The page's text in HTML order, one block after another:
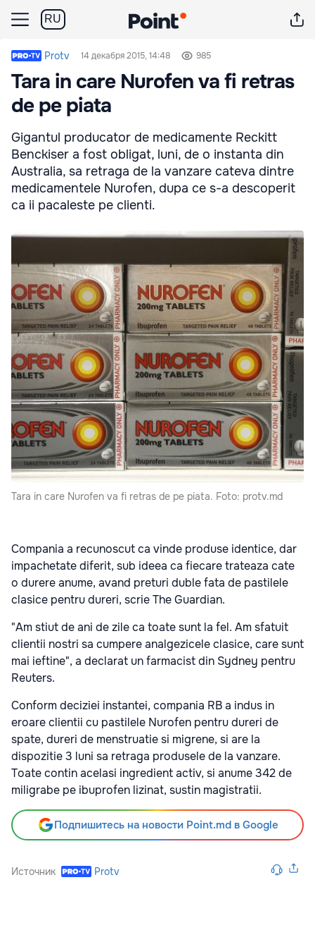
RU
Protv 14 декабря 2015, 14:48 985
Tara in care Nurofen va fi retras
de pe piata
Gigantul producator de medicamente Reckitt
Benckiser a fost obligat, luni, de o instanta din
Australia, sa retraga de la vanzare cateva dintre
medicamentele Nurofen, dupa ce s-a descoperit
ca ii pacaleste pe clienti.
Tara in care Nurofen va fi retras de pe piata. Foto: protv.md
Compania a recunoscut ca vinde produse identice, dar
impachetate diferit, sub ideea ca fiecare trateaza cate
o durere anume, avand preturi duble fata de pastilele
clasice pentru dureri, scrieThe Guardian.
"Am stiut de ani de zile ca toate sunt la fel. Am sfatuit
clientii nostri sa cumpere analgezicele clasice, care sunt
mai ieftine", a declarat un farmacist din Sydney pentru
Reuters.
Conform deciziei instantei, compania RB a indus in
eroare clientii cu pastilele Nurofen pentru dureri de
spate, dureri de menstruatie si migrene, si are la
dispozitie 3 luni sa retraga produsele de la vanzare.
Toate contin acelasi ingredient activ, si anume 342 de
miligrabe pe ibuprofen lizinat, sustin magistratii.
Подпишитесь на новости Point.md в Google
Источник Protv